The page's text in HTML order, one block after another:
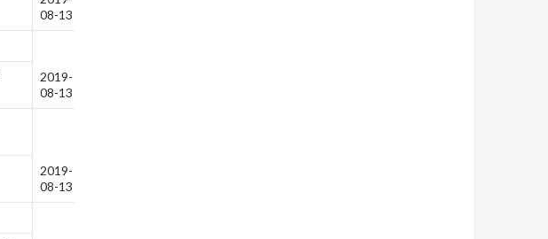
08-13
2019-
08-13
2019-
08-13